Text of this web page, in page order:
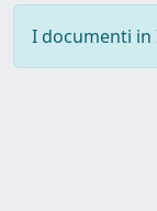
I documenti in